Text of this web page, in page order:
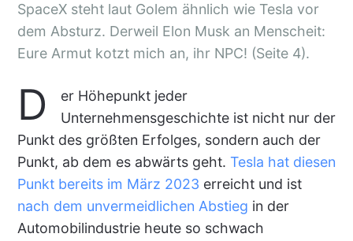
SpaceX steht laut Golem ähnlich wie Tesla vor
dem Absturz. Derweil Elon Musk an Menscheit:
Eure Armut kotzt mich an, ihr NPC! (Seite 4).
D
er Höhepunkt jeder
Unternehmensgeschichte ist nicht nur der
Punkt des größten Erfolges, sondern auch der
Punkt, ab dem es abwärts geht. Tesla hat diesen
Punkt bereits im März 2023 erreicht und ist
nach dem unvermeidlichen Abstieg in der
Automobilindustrie heute so schwach